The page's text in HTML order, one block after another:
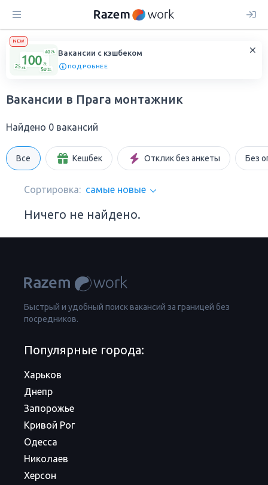
NEW
Вакансии с кэшбеком
ПОДРОБНЕЕ
Вакансии в Прага монтажник
Найдено 0 вакансий
Все Кешбек Отклик без анкеты Без
Сортировка: самые новые
Ничего не найдено.
Быстрый и удобный поиск вакансий за границей без
посредников.
Популярные города:
Харьков
Днепр
Запорожье
Кривой Рог
Одесса
Николаев
Херсон